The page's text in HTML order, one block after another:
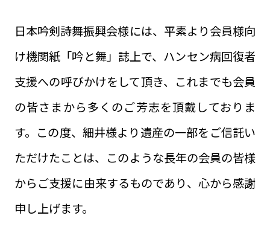
日本吟剣詩舞振興会様には、平素より会員様向
け機関紙「吟と舞」誌上で、ハンセン病回復者
支援への呼びかけをして頂き、これまでも会員
の皆さまから多くのご芳志を頂戴しておりま
す。この度、細井様より遺産の一部をご信託い
ただけたことは、このような長年の会員の皆様
からご支援に由来するものであり、心から感謝
申し上げます。